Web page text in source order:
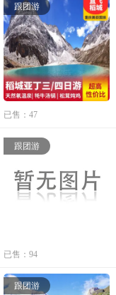
跟团游
已售：47
跟团游
已售：94
跟团游